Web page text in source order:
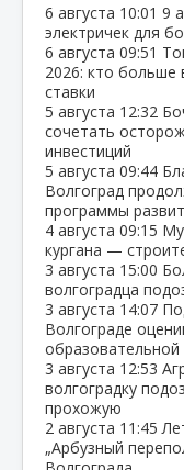
6 августа 10:01 9
электричек для
6 августа 09:51
2026: кто больше
ставки
5 августа 12:32
сочетать
инвестиций
5 августа 09:44
Волгоград
программы
4 августа 09:15
кургана —
3 августа 15:00
волгоградца
3 августа 14:07
Волгограде
3 августа 12:53
волгоградку
прохожую
2 августа 11:45
„Арбузный